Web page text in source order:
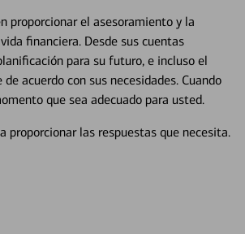
proporcionar el asesoramiento y la
financiera. Desde sus cuentas
para su futuro, e incluso el
acuerdo con sus necesidades. Cuando
que sea adecuado para usted.
proporcionar las respuestas que necesita.